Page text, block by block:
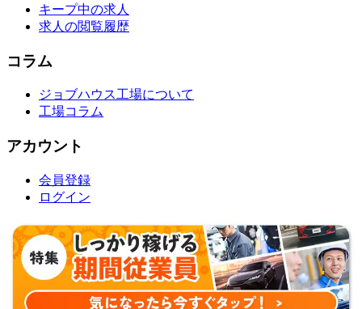
キープ中の求人
求人の閲覧履歴
コラム
ジョブハウス工場について
工場コラム
アカウント
会員登録
ログイン